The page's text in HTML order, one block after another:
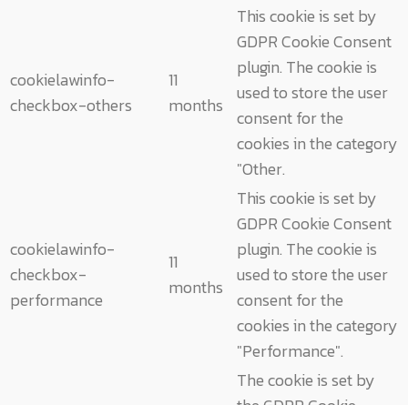
cookielawinfo-
checkbox-others
11
months
This cookie is set by
GDPR Cookie Consent
plugin. The cookie is
used to store the user
consent for the
cookies in the category
"Other.
cookielawinfo-
checkbox-
performance
11
months
This cookie is set by
GDPR Cookie Consent
plugin. The cookie is
used to store the user
consent for the
cookies in the category
"Performance".
The cookie is set by